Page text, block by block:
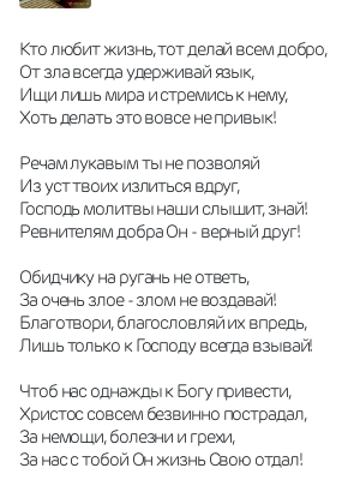
Кто любит жизнь, тот делай всем добро,
От зла всегда удерживай язык,
Ищи лишь мира и стремись к нему,
Хоть делать это вовсе не привык!
Речам лукавым ты не позволяй
Из уст твоих излиться вдруг,
Господь молитвы наши слышит, знай!
Ревнителям добра Он - верный друг!
Обидчику на ругань не ответь,
За очень злое - злом не воздавай!
Благотвори, благословляй их впредь,
Лишь только к Господу всегда взывай!
Чтоб нас однажды к Богу привести,
Христос совсем безвинно пострадал,
За немощи, болезни и грехи,
За нас с тобой Он жизнь Свою отдал!